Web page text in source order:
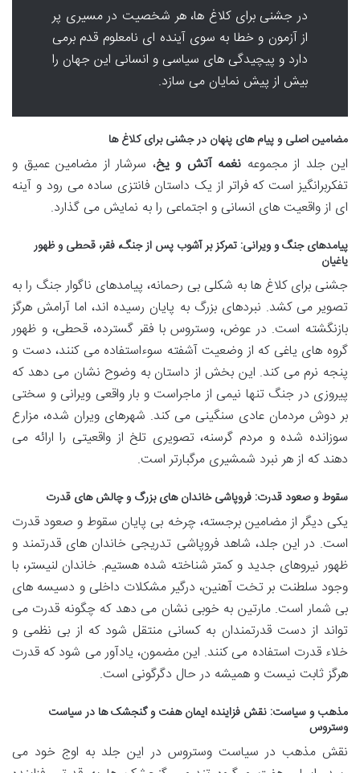
در جشنی برای کلاغ ها، هر شخصیت در مسیری پر
از آزمون و خطا به سوی آینده ای نامعلوم قدم برمی
دارد و پیچیدگی های سیاسی و انسانی این جهان را
بیش از پیش نمایان می سازد.
مضامین اصلی و پیام های پنهان درجشنی برای کلاغ ها
این جلد از مجموعه نغمه آتش و یخ، سرشار از مضامین عمیق و
تفکربرانگیز است که فراتر از یک داستان فانتزی ساده می رود و آینه
ای از واقعیت های انسانی و اجتماعی را به نمایش می گذارد.
پیامدهای جنگ و ویرانی: تمرکز بر آشوب پس از جنگ، فقر، قحطی و ظهور
یاغیان
جشنی برای کلاغ ها به شکلی بی رحمانه، پیامدهای ناگوار جنگ را به
تصویر می کشد. نبردهای بزرگ به پایان رسیده اند، اما آرامش هرگز
بازنگشته است. در عوض، وستروس با فقر گسترده، قحطی، و ظهور
گروه های یاغی که از وضعیت آشفته سوءاستفاده می کنند، دست و
پنجه نرم می کند. این بخش از داستان به وضوح نشان می دهد که
پیروزی در جنگ تنها نیمی از ماجراست و بار واقعی ویرانی و سختی
بر دوش مردمان عادی سنگینی می کند. شهرهای ویران شده، مزارع
سوزانده شده و مردم گرسنه، تصویری تلخ از واقعیتی را ارائه می
دهند که از هر نبرد شمشیری مرگبارتر است.
سقوط و صعود قدرت: فروپاشی خاندان های بزرگ و چالش های قدرت
یکی دیگر از مضامین برجسته، چرخه بی پایان سقوط و صعود قدرت
است. در این جلد، شاهد فروپاشی تدریجی خاندان های قدرتمند و
ظهور نیروهای جدید و کمتر شناخته شده هستیم. خاندان لنیستر، با
وجود سلطنت بر تخت آهنین، درگیر مشکلات داخلی و دسیسه های
بی شمار است. مارتین به خوبی نشان می دهد که چگونه قدرت می
تواند از دست قدرتمندان به کسانی منتقل شود که از بی نظمی و
خلاء قدرت استفاده می کنند. این مضمون، یادآور می شود که قدرت
هرگز ثابت نیست و همیشه در حال دگرگونی است.
مذهب و سیاست: نقش فزاینده ایمان هفت و گنجشک ها در سیاست
وستروس
نقش مذهب در سیاست وستروس در این جلد به اوج خود می